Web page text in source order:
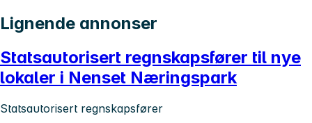
Lignende annonser
Statsautorisert regnskapsfører til nye
lokaler i Nenset Næringspark
Statsautorisert regnskapsfører